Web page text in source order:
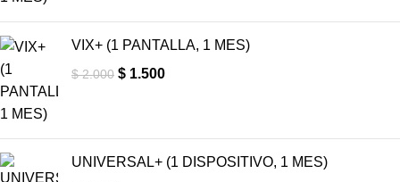
VIX+ (1 PANTALLA, 1 MES)
$2.000 $ 1.500
UNIVERSAL+ (1 DISPOSITIVO, 1 MES)